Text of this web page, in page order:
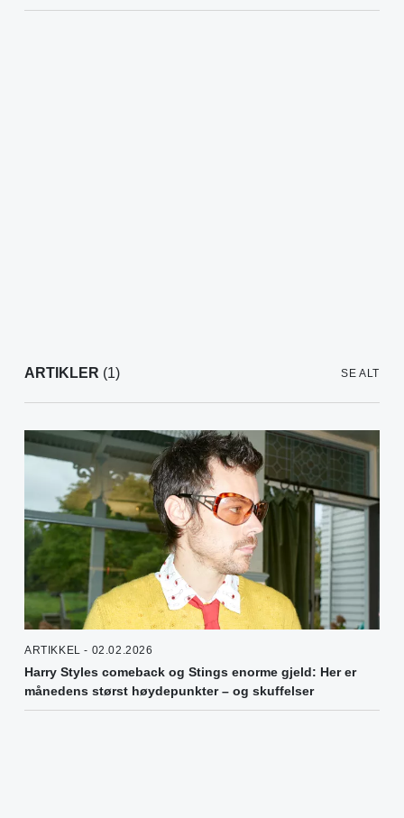
ARTIKLER (1) SE ALT
ARTIKKEL - 02.02.2026
Harry Styles comeback og Stings enorme gjeld: Her er
månedens størst høydepunkter – og skuffelser